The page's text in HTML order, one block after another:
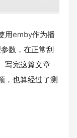
用emby作为播
数，在正常刮
写完这篇文章
，也算经过了测